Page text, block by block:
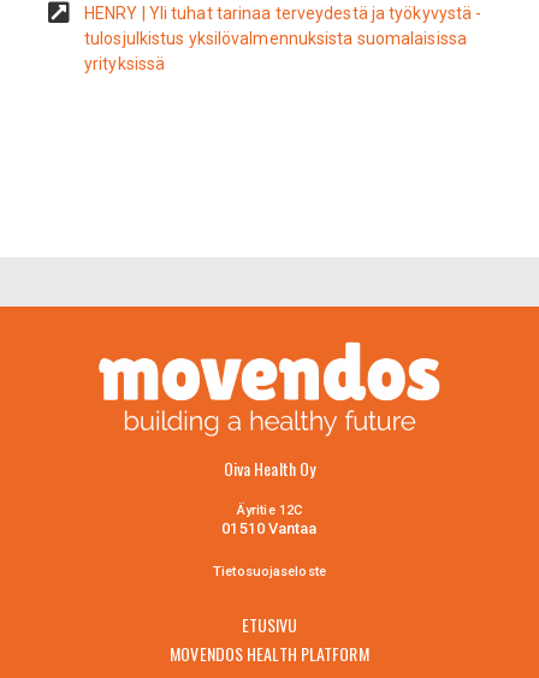
HENRY | Yli tuhat tarinaa terveydestä ja työkyvystä -
tulosjulkistus yksilövalmennuksista suomalaisissa
yrityksissä
Oiva Health Oy
Äyritie 12C
01510 Vantaa
Tietosuojaselo ste
ETUSIVU
MOVENDOS HEALTH PLATFORM